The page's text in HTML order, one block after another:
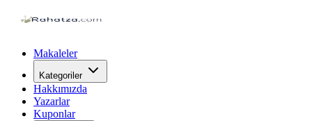
Makaleler
Kategoriler
Hakkımızda
Yazarlar
Kuponlar